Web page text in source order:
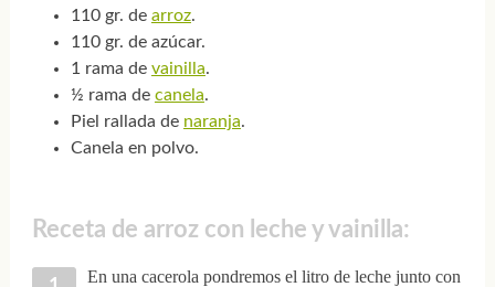
110 gr. de arroz.
110 gr. de azúcar.
1 rama de vainilla.
½ rama de canela.
Piel rallada de naranja.
Canela en polvo.
Receta de arroz con leche y vainilla:
En una cacerola pondremos el litro de leche junto con